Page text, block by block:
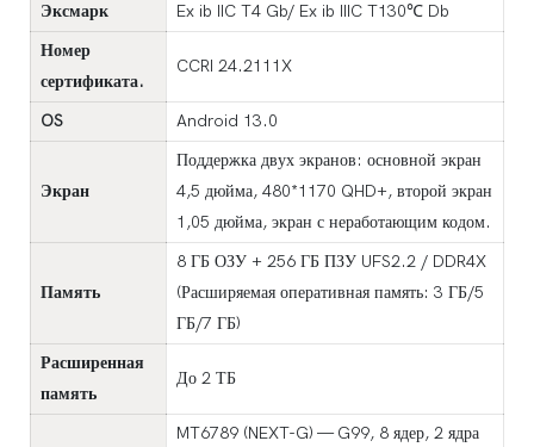
Эксмарк
Ex ib IIC T4 Gb/ Ex ib IIIC T130℃ Db
Номер
сертификата.
CCRI 24.2111X
OS Android 13.0
Экран
Поддержка двух экранов: основной экран
4,5 дюйма, 480*1170 QHD+, второй экран
1,05 дюйма, экран с неработающим кодом.
Память
8 ГБ ОЗУ + 256 ГБ ПЗУ UFS2.2 / DDR4X
(Расширяемая оперативная память: 3 ГБ/5
ГБ/7 ГБ)
Расширенная
память
До 2 ТБ
MT6789 (NEXT-G) — G99, 8 ядер, 2 ядра